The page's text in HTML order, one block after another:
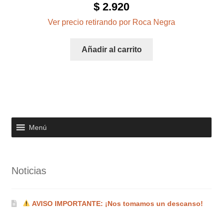
5.00de 5
$ 2.920
Ver precio retirando por Roca Negra
Añadir al carrito
Menú
Noticias
AVISO IMPORTANTE: ¡Nos tomamos un descanso!